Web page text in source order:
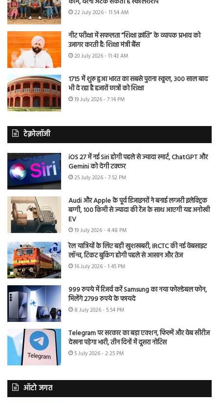
22 July 2026 - 11:54 AM
नीट परीक्षा में सफलता “शिक्षा क्रांति” के व्यापक प्रभाव को
उजागर करती है: शिक्षा मंत्री बैंस
20 July 2026 - 11:43 AM
1715 में शुरू हुआ भारत का सबसे पुराना स्कूल, 300 साल बाद
भी दे रहा है हजारों छात्रों को शिक्षा
19 July 2026 - 7:14 PM
टेक्नोलॉजी
iOS 27 में नई Siri होगी पहले से ज्यादा स्मार्ट, ChatGPT और
Gemini को देगी टक्कर
25 July 2026 - 7:52 PM
Audi और Apple के पूर्व डिजाइनरों ने बनाई लग्जरी इलेक्ट्रिक
बग्गी, 100 किमी से ज्यादा की रेंज के साथ आएगी यह अनोखी
EV
19 July 2026 - 4:48 PM
रेल यात्रियों के लिए बड़ी खुशखबरी, IRCTC की नई वेबसाइट
लॉन्च, टिकट बुकिंग होगी पहले से आसान और तेज
16 July 2026 - 1:45 PM
999 रुपये में रिजर्व करें Samsung का नया फोल्डेबल फोन,
मिलेंगे 2799 रुपये के फायदे
8 July 2026 - 5:54 PM
Telegram पर सरकार का बड़ा एक्शन, फिल्में और वेब सीरीज
देखना पड़ेगा भारी, तीन दिनों में दूसरा नोटिस
5 July 2026 - 2:25 PM
ऑटो जगत